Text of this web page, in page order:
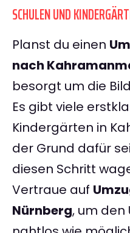
SCHULEN UND
Planst du einen
nach
besorgt um die
Es gibt viele
Kindergärten in
der Grund dafür
diesen Schritt
Vertraue auf
Nürnberg, um den